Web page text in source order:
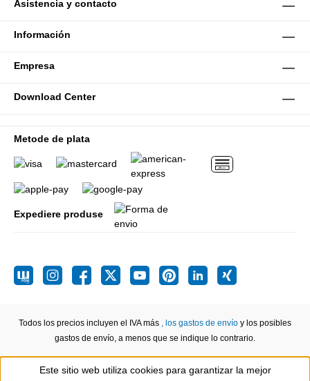
Asistencia y contacto
Información
Empresa
Download Center
Metode de plata
Expediere produse
Todos los precios incluyen el IVA más , los gastos de envío y los posibles
gastos de envío, a menos que se indique lo contrario.
Este sitio web utiliza cookies para garantizar la mejor